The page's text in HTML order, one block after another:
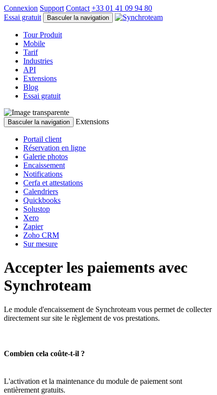
Connexion Support Contact +33 01 41 09 94 80
Essai gratuit
Basculer la navigation
Tour Produit
Mobile
Tarif
Industries
API
Extensions
Blog
Essai gratuit
Basculer la navigation Extensions
Portail client
Réservation en ligne
Galerie photos
Encaissement
Notifications
Cerfa et attestations
Calendriers
Quickbooks
Solustop
Xero
Zapier
Zoho CRM
Sur mesure
Accepter les paiements avec
Synchroteam
Le module d'encaissement de Synchroteam vous permet de collecter
directement sur site le règlement de vos prestations.
Combien cela coûte-t-il ?
L'activation et la maintenance du module de paiement sont
entièrement gratuits.